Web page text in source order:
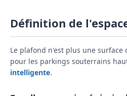
Définition de
Le plafond n'est plus une surface
pour les parkings souterrains
intelligente.